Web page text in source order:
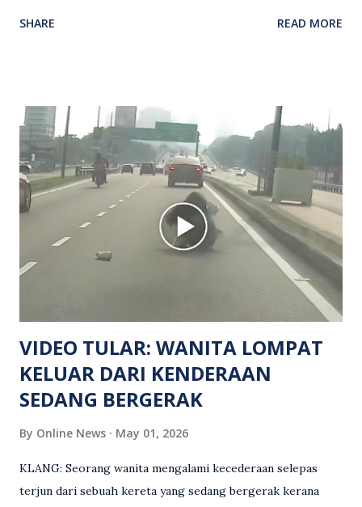
kejadian berlaku sekitar jam 11 malam dan pihak polis
hiburan di kawasan berkenaan. Seorang mangsa disahkan
meninggal dunia di lokasi kejadian akibat terkena tembakan,
manakala seorang lagi mangsa mengalami kecederaan.
Turut dipercayai terdapat seorang lagi individu cedera
namun identitinya masih belum dikenal pasti selepas dibawa
keluar dari lokasi oleh kenalannya. Polis kini sedang giat
mengesan dua suspek yang masih bebas bagi membantu
siasatan lanjut. Kes disiasat mengikut Seksyen 302 Kanun
Keseksaan kerana membunuh. Orang ramai yang mempunyai
maklumat diminta t...
SHARE READ MORE
VIDEO TULAR: WANITA LOMPAT
KELUAR DARI KENDERAAN
SEDANG BERGERAK
By Online News May 01, 2026
KLANG: Seorang wanita mengalami kecederaan selepas
terjun dari sebuah kereta yang sedang bergerak kerana